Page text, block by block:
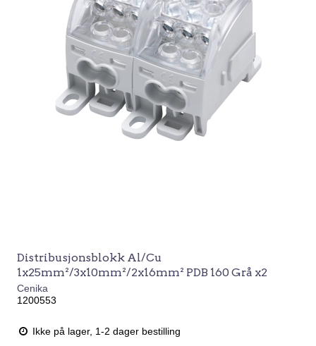
Distribusjonsblokk Al/Cu
1x25mm²/3x10mm²/2x16mm² PDB 160 Grå x2
Cenika
1200553
Ikke på lager, 1-2 dager bestilling